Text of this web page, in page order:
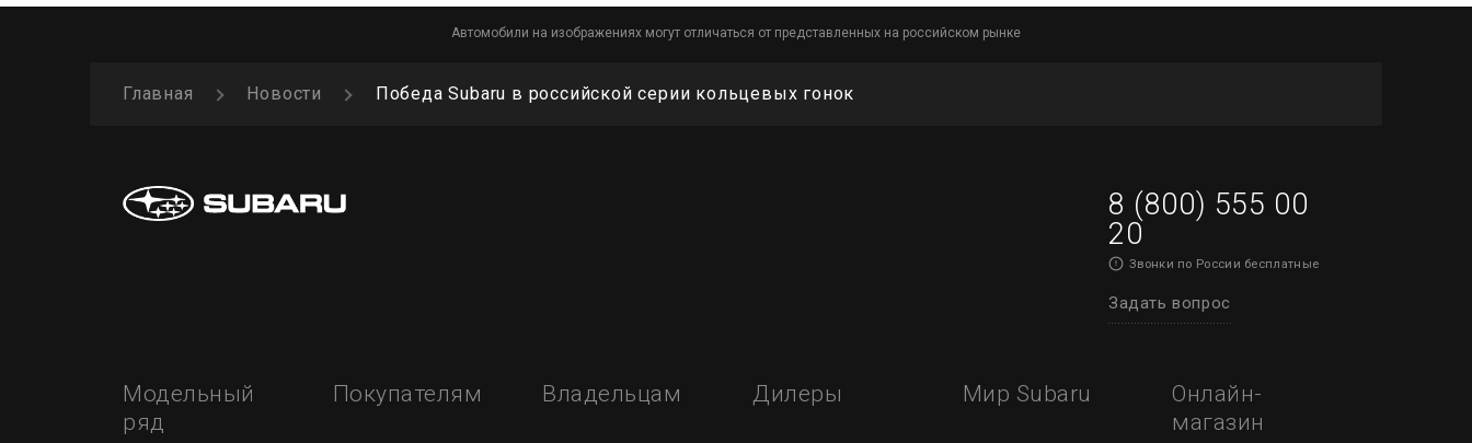
Автомобили на изображениях могут отличаться от представленных на российском рынке
Главная Новости Победа Subaru в российской серии кольцевых гонок
8 (800) 555 00
20
Звонки по России бесплатные
Задать вопрос
Модельный
ряд
Покупателям Владельцам Дилеры Мир Subaru
Онлайн-
магазин